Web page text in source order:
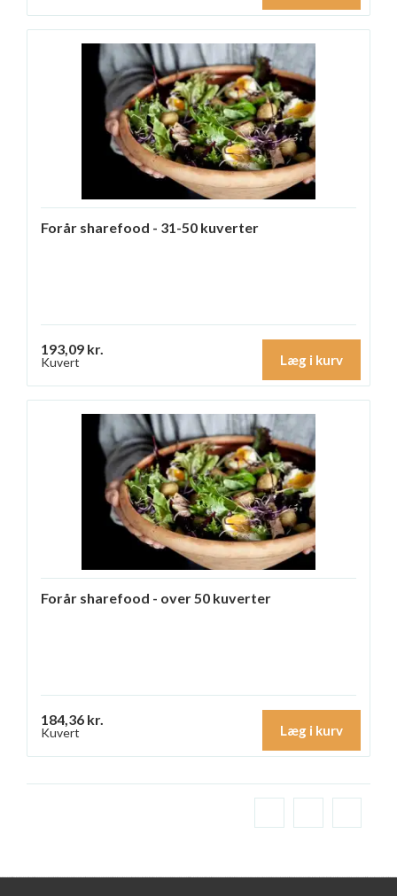
Forår sharefood - 31-50 kuverter
193,09 kr.
Kuvert Læg i kurv
Forår sharefood - over 50 kuverter
184,36 kr.
Kuvert Læg i kurv